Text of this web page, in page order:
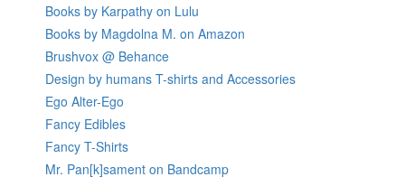
Books by Karpathy on Lulu
Books by Magdolna M. on Amazon
Brushvox @ Behance
Design by humans T-shirts and Accessories
Ego Alter-Ego
Fancy Edibles
Fancy T-Shirts
Mr. Pan[k]sament on Bandcamp